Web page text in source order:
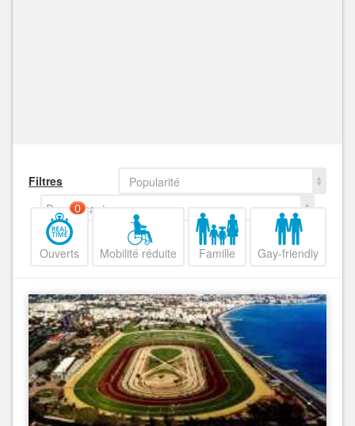
Filtres
Popularité
Decroissant
Ouverts
0
Mobilité réduite Famille Gay-friendly